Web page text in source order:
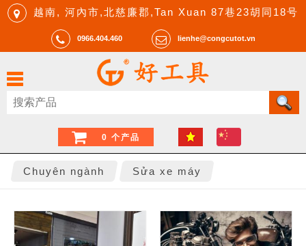
越南, 河內市,北慈廉郡,Tan Xuan 87巷23胡同18号
0966.404.460 lienhe@congcutot.vn
0 个产品
Chuyên ngành Sửa xe máy